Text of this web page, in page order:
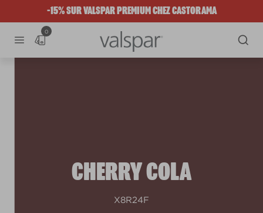
-15% SUR VALSPAR PREMIUM CHEZ CASTORAMA
0
CHERRY COLA
X8R24F